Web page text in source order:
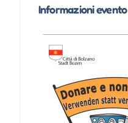
Informazioni evento